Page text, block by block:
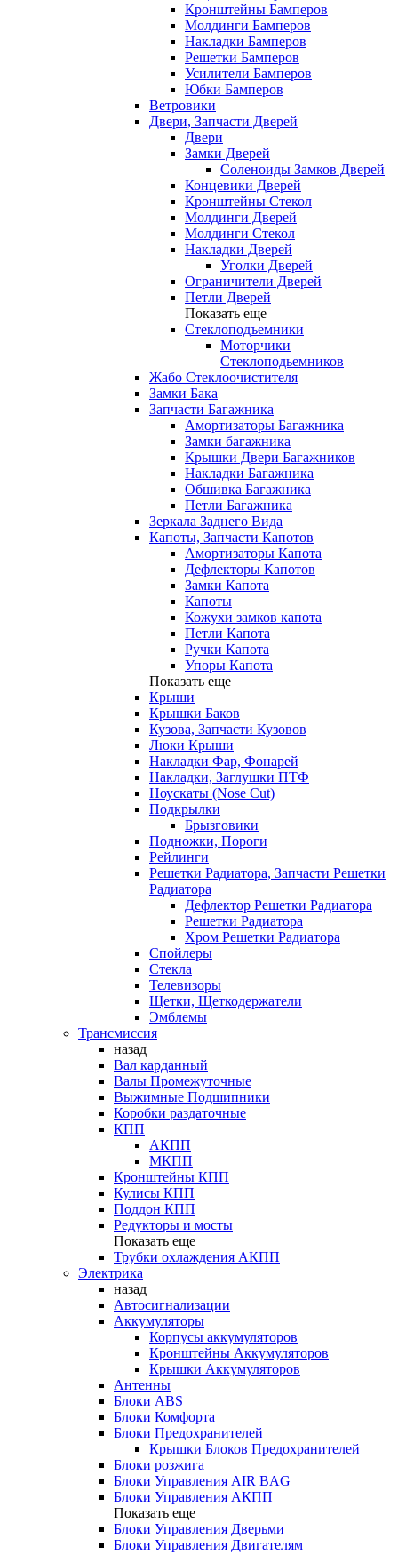
Кронштейны Бамперов
Молдинги Бамперов
Накладки Бамперов
Решетки Бамперов
Усилители Бамперов
Юбки Бамперов
Ветровики
Двери, Запчасти Дверей
Двери
Замки Дверей
Соленоиды Замков Дверей
Концевики Дверей
Кронштейны Стекол
Молдинги Дверей
Молдинги Стекол
Накладки Дверей
Уголки Дверей
Ограничители Дверей
Петли Дверей
Показать еще
Стеклоподъемники
Моторчики
Стеклоподьемников
Жабо Стеклоочистителя
Замки Бака
Запчасти Багажника
Амортизаторы Багажника
Замки багажника
Крышки Двери Багажников
Накладки Багажника
Обшивка Багажника
Петли Багажника
Зеркала Заднего Вида
Капоты, Запчасти Капотов
Амортизаторы Капота
Дефлекторы Капотов
Замки Капота
Капоты
Кожухи замков капота
Петли Капота
Ручки Капота
Упоры Капота
Показать еще
Крыши
Крышки Баков
Кузова, Запчасти Кузовов
Люки Крыши
Накладки Фар, Фонарей
Накладки, Заглушки ПТФ
Ноускаты (Nose Cut)
Подкрылки
Брызговики
Подножки, Пороги
Рейлинги
Решетки Радиатора, Запчасти Решетки
Радиатора
Дефлектор Решетки Радиатора
Решетки Радиатора
Хром Решетки Радиатора
Спойлеры
Стекла
Телевизоры
Щетки, Щеткодержатели
Эмблемы
Трансмиссия
назад
Вал карданный
Валы Промежуточные
Выжимные Подшипники
Коробки раздаточные
КПП
АКПП
МКПП
Кронштейны КПП
Кулисы КПП
Поддон КПП
Редукторы и мосты
Показать еще
Трубки охлаждения АКПП
Электрика
назад
Автосигнализации
Аккумуляторы
Корпусы аккумуляторов
Кронштейны Аккумуляторов
Крышки Аккумуляторов
Антенны
Блоки ABS
Блоки Комфорта
Блоки Предохранителей
Крышки Блоков Предохранителей
Блоки розжига
Блоки Управления AIR BAG
Блоки Управления АКПП
Показать еще
Блоки Управления Дверьми
Блоки Управления Двигателям